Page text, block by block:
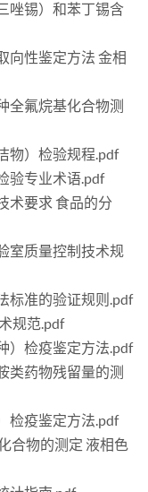
唑锡）和苯丁锡含
向性鉴定方法 金相
全氟烷基化合物测
物）检验规程.pdf
验专业术语.pdf
术要求 食品的分
室质量控制技术规
标准的验证规则.pdf
规范.pdf
）检疫鉴定方法.pdf
类药物残留量的测
检疫鉴定方法.pdf
合物的测定 液相色